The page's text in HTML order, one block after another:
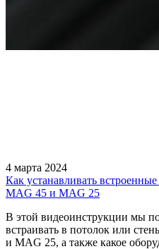
4 марта 2024
Как устанавливать
MAG 45 и MAG 25
В этой видеоинструкции мы
встраивать в потолок или
и MAG 25, а также какое